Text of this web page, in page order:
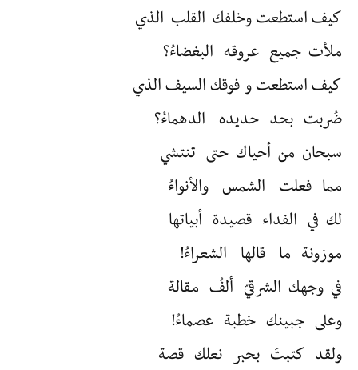
كيف استطعت وخلفك القلب الذي
ملأت جميع عروقه البغضاءُ؟
كيف استطعت و فوقك السيف الذي
ضُربت بحد حديده الدهماءُ؟
سبحان من أحياك حتى تنتشي
مما فعلت الشمس والأنواءُ
لك في الفداء قصيدة أبياتها
موزونة ما قالها الشعراءُ!
في وجهك الشرقيّ ألفُ مقالة
وعلى جبينك خطبة عصماءُ!
ولقد كتبتَ بحبر نعلك قصة